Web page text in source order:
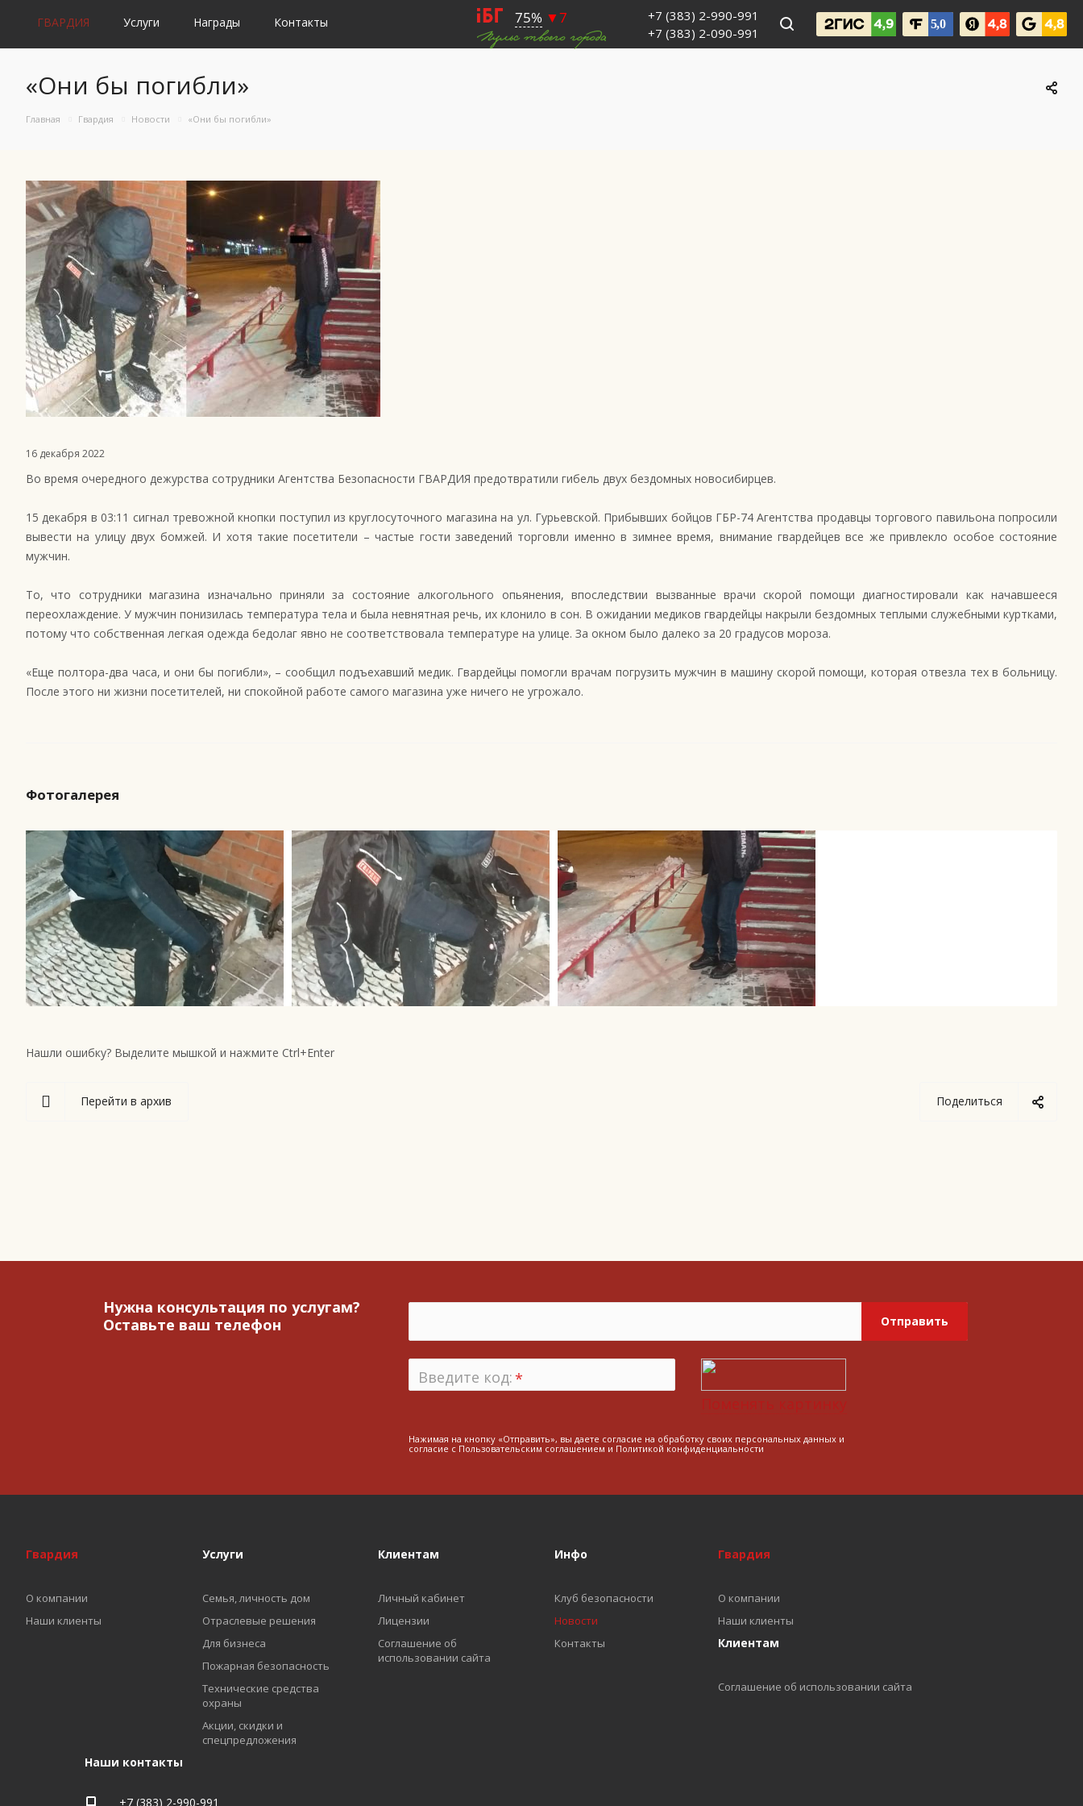
ГВАРДИЯ Услуги Награды Контакты
+7 (383) 2-990-991
+7 (383) 2-090-991
«Они бы погибли»
Главная Гвардия Новости «Они бы погибли»
16 декабря 2022
Во время очередного дежурства сотрудники Агентства Безопасности ГВАРДИЯ предотвратили гибель двух бездомных новосибирцев.
15 декабря в 03:11 сигнал тревожной кнопки поступил из круглосуточного магазина на ул. Гурьевской. Прибывших бойцов ГБР-74 Агентства продавцы торгового павильона попросили
вывести на улицу двух бомжей. И хотя такие посетители – частые гости заведений торговли именно в зимнее время, внимание гвардейцев все же привлекло особое состояние
мужчин.
То, что сотрудники магазина изначально приняли за состояние алкогольного опьянения, впоследствии вызванные врачи скорой помощи диагностировали как начавшееся
переохлаждение. У мужчин понизилась температура тела и была невнятная речь, их клонило в сон. В ожидании медиков гвардейцы накрыли бездомных теплыми служебными куртками,
потому что собственная легкая одежда бедолаг явно не соответствовала температуре на улице. За окном было далеко за 20 градусов мороза.
«Еще полтора-два часа, и они бы погибли», – сообщил подъехавший медик. Гвардейцы помогли врачам погрузить мужчин в машину скорой помощи, которая отвезла тех в больницу.
После этого ни жизни посетителей, ни спокойной работе самого магазина уже ничего не угрожало.
Фотогалерея
Нашли ошибку? Выделите мышкой и нажмите Ctrl+Enter
Поделиться
Перейти в архив
Нужна консультация по услугам?
Оставьте ваш телефон
Отправить
Введите код:*
Поменять картинку
Нажимая на кнопку «Отправить», вы даете согласие на обработку своих персональных данных и
согласие с Пользовательским соглашением и Политикой конфиденциальности
Гвардия
О компании
Наши клиенты
Услуги
Семья, личность дом
Отраслевые решения
Для бизнеса
Пожарная безопасность
Технические средства
охраны
Акции, скидки и
спецпредложения
Клиентам
Личный кабинет
Лицензии
Соглашение об
использовании сайта
Инфо
Клуб безопасности
Новости
Контакты
Гвардия
О компании
Наши клиенты
Клиентам
Соглашение об использовании сайта
Наши контакты
+7 (383) 2-990-991